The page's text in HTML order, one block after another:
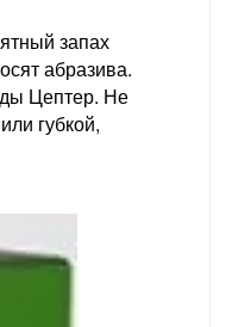
запах
абразива.
Цептер. Не
губкой,